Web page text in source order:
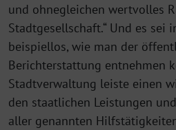
und ohnegleichen wertvolles
Stadtgesellschaft.“ Und es sei
beispiellos, wie man der
Berichterstattung entnehmen
Stadtverwaltung leiste einen
den staatlichen Leistungen
aller genannten